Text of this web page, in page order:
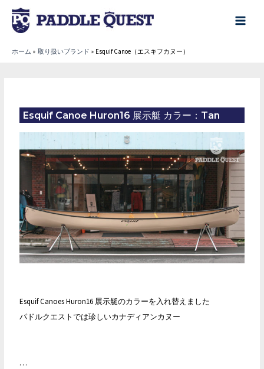
main
ホーム 取り扱いブランド Esquif Canoe（エスキフカヌー）
Esquif Canoe Huron16 展示艇 カラー：Tan
Esquif Canoes Huron16 展示艇のカラーを入れ替えました
パドルクエストでは珍しいカナディアンカヌー
…